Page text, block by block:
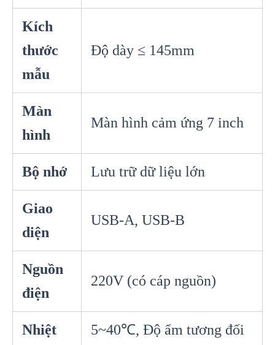
Kích
thước
mẫu
Độ dày ≤ 145mm
Màn
hình
Màn hình cảm ứng 7 inch
Bộ nhớ Lưu trữ dữ liệu lớn
Giao
diện
USB-A, USB-B
Nguồn
điện
220V (có cáp nguồn)
Nhiệt
5~40℃, Độ ẩm tương đối